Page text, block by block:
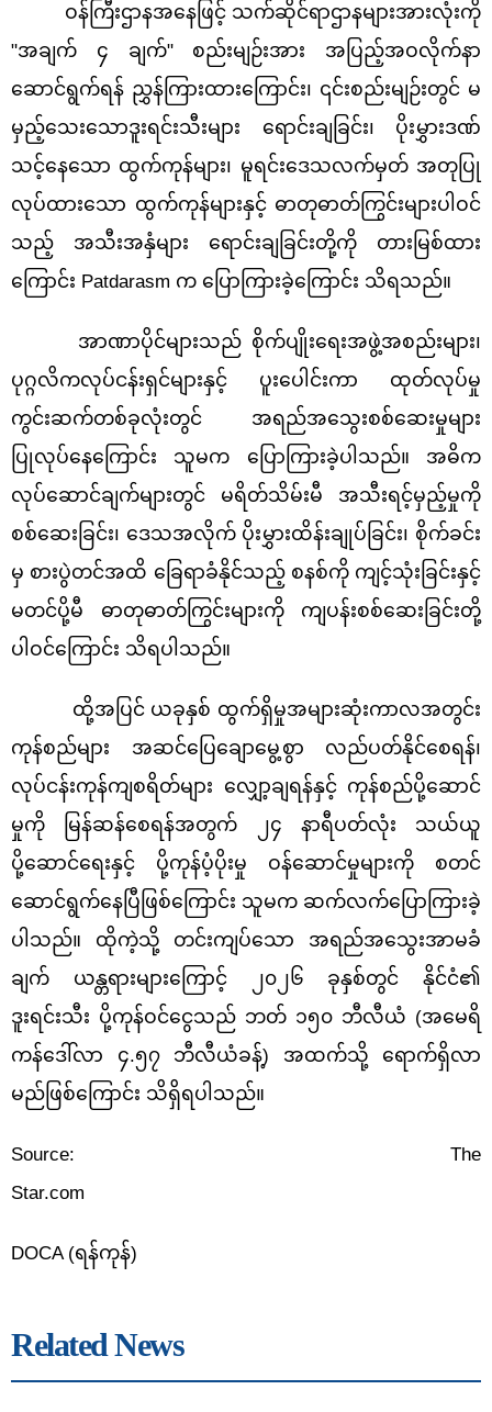
ဝန်ကြီးဌာနအနေဖြင့် သက်ဆိုင်ရာဌာနများအားလုံးကို
"အချက် ၄ ချက်" စည်းမျဉ်းအား အပြည့်အဝလိုက်နာ
ဆောင်ရွက်ရန် ညွှန်ကြားထားကြောင်း၊ ၎င်းစည်းမျဉ်းတွင် မ
မှည့်သေးသောဒူးရင်းသီးများ ရောင်းချခြင်း၊ ပိုးမွှားဒဏ်
သင့်နေသော ထွက်ကုန်များ၊ မူရင်းဒေသလက်မှတ် အတုပြု
လုပ်ထားသော ထွက်ကုန်များနှင့် ဓာတုဓာတ်ကြွင်းများပါဝင်
သည့် အသီးအနှံများ ရောင်းချခြင်းတို့ကို တားမြစ်ထား
ကြောင်း Patdarasm က ပြောကြားခဲ့ကြောင်း သိရသည်။
အာဏာပိုင်များသည် စိုက်ပျိုးရေးအဖွဲ့အစည်းများ၊
ပုဂ္ဂလိကလုပ်ငန်းရှင်များနှင့် ပူးပေါင်းကာ ထုတ်လုပ်မှု
ကွင်းဆက်တစ်ခုလုံးတွင် အရည်အသွေးစစ်ဆေးမှုများ
ပြုလုပ်နေကြောင်း သူမက ပြောကြားခဲ့ပါသည်။ အဓိက
လုပ်ဆောင်ချက်များတွင် မရိတ်သိမ်းမီ အသီးရင့်မှည့်မှုကို
စစ်ဆေးခြင်း၊ ဒေသအလိုက် ပိုးမွှားထိန်းချုပ်ခြင်း၊ စိုက်ခင်း
မှ စားပွဲတင်အထိ ခြေရာခံနိုင်သည့် စနစ်ကို ကျင့်သုံးခြင်းနှင့်
မတင်ပို့မီ ဓာတုဓာတ်ကြွင်းများကို ကျပန်းစစ်ဆေးခြင်းတို့
ပါဝင်ကြောင်း သိရပါသည်။
ထို့အပြင် ယခုနှစ် ထွက်ရှိမှုအများဆုံးကာလအတွင်း
ကုန်စည်များ အဆင်ပြေချောမွေ့စွာ လည်ပတ်နိုင်စေရန်၊
လုပ်ငန်းကုန်ကျစရိတ်များ လျှော့ချရန်နှင့် ကုန်စည်ပို့ဆောင်
မှုကို မြန်ဆန်စေရန်အတွက် ၂၄ နာရီပတ်လုံး သယ်ယူ
ပို့ဆောင်ရေးနှင့် ပို့ကုန်ပံ့ပိုးမှု ဝန်ဆောင်မှုများကို စတင်
ဆောင်ရွက်နေပြီဖြစ်ကြောင်း သူမက ဆက်လက်ပြောကြားခဲ့
ပါသည်။ ထိုကဲ့သို့ တင်းကျပ်သော အရည်အသွေးအာမခံ
ချက် ယန္တရားများကြောင့် ၂၀၂၆ ခုနှစ်တွင် နိုင်ငံ၏
ဒူးရင်းသီး ပို့ကုန်ဝင်ငွေသည် ဘတ် ၁၅၀ ဘီလီယံ (အမေရိ
ကန်ဒေါ်လာ ၄.၅၇ ဘီလီယံခန့်) အထက်သို့ ရောက်ရှိလာ
မည်ဖြစ်ကြောင်း သိရှိရပါသည်။
Source: The
Star.com
DOCA (ရန်ကုန်)
Related News